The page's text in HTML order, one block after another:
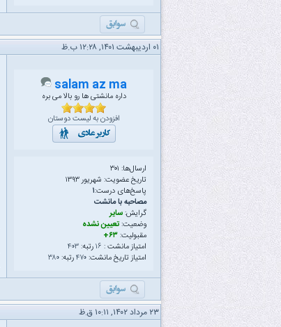
۰۱ اردیبهشت ۱۴۰۱, ۱۲:۲۸ ب.ظ
salam az ma
داره مانشتی ها رو بالا می بره
افزودن به لیست دوستان
ارسال‌ها: ۳۰۱
تاریخ عضویت: شهریور ۱۳۹۳
پاسخ‌های درست:۱
مصاحبه با مانشت
گرایش:سایر
وضعیت:تعیین نشده
مقبولیت:۶۳+
امتیاز مانشت : ۱۶رتبه:۴۰۳
امتیاز تاریخ مانشت:۴۷۰رتبه:۳۸۰
۲۳ مرداد ۱۴۰۲, ۱۰:۱۱ ق.ظ